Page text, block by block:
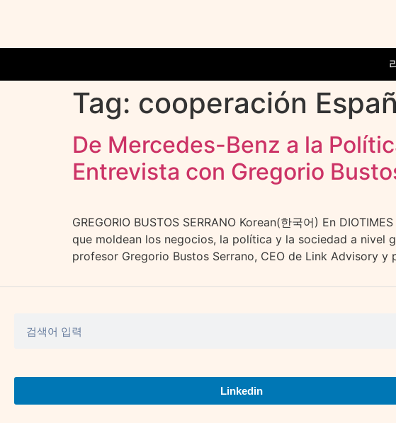
Tag: cooperación
De Mercedes-Benz a la
Entrevista con Gregorio
GREGORIO BUSTOS SERRANO Korean(한국어) En
que moldean los negocios, la política y la sociedad a nivel
profesor Gregorio Bustos Serrano, CEO de Link Advisory y
Linkedin